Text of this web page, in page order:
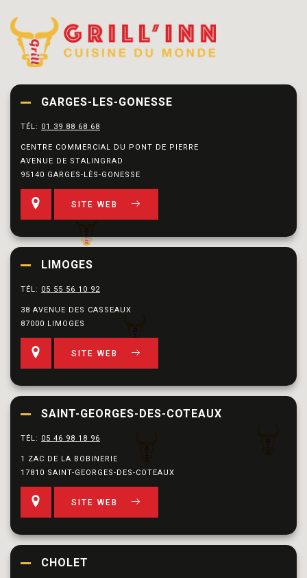
GARGES-LES-GONESSE
TÉL: 01 39 88 68 68
CENTRE COMMERCIAL DU PONT DE PIERRE
AVENUE DE STALINGRAD
95140 GARGES-LÈS-GONESSE
SITE WEB
LIMOGES
TÉL: 05 55 56 10 92
38 AVENUE DES CASSEAUX
87000 LIMOGES
SITE WEB
SAINT-GEORGES-DES-COTEAUX
TÉL: 05 46 98 18 96
1 ZAC DE LA BOBINERIE
17810 SAINT-GEORGES-DES-COTEAUX
SITE WEB
CHOLET